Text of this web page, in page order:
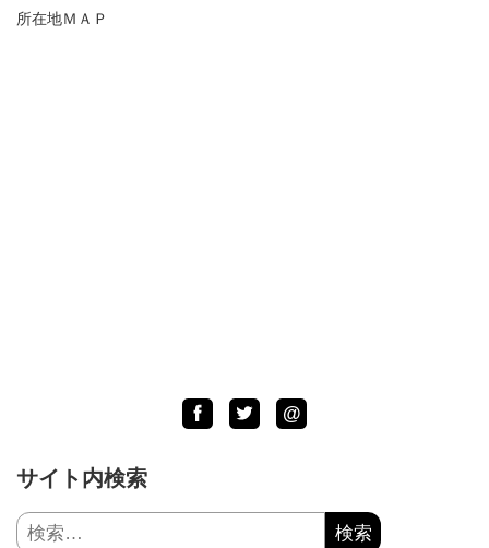
所在地ＭＡＰ
Facebook
TwitterLINE
@
サイト内検索
検